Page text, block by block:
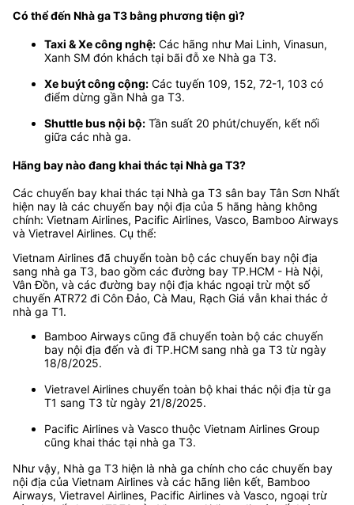
Có thể đến Nhà ga T3 bằng phương tiện gì?
Taxi & Xe công nghệ: Các hãng như Mai Linh, Vinasun,
Xanh SM đón khách tại bãi đỗ xe Nhà ga T3.
Xe buýt công cộng: Các tuyến 109, 152, 72-1, 103 có
điểm dừng gần Nhà ga T3.
Shuttle bus nội bộ: Tần suất 20 phút/chuyến, kết nối
giữa các nhà ga.
Hãng bay nào đang khai thác tại Nhà ga T3?
Các chuyến bay khai thác tại Nhà ga T3 sân bay Tân Sơn Nhất
hiện nay là các chuyến bay nội địa của 5 hãng hàng không
chính: Vietnam Airlines, Pacific Airlines, Vasco, Bamboo Airways
và Vietravel Airlines. Cụ thể:
Vietnam Airlines đã chuyển toàn bộ các chuyến bay nội địa
sang nhà ga T3, bao gồm các đường bay TP.HCM - Hà Nội,
Vân Đồn, và các đường bay nội địa khác ngoại trừ một số
chuyến ATR72 đi Côn Đảo, Cà Mau, Rạch Giá vẫn khai thác ở
nhà ga T1.
Bamboo Airways cũng đã chuyển toàn bộ các chuyến
bay nội địa đến và đi TP.HCM sang nhà ga T3 từ ngày
18/8/2025.
Vietravel Airlines chuyển toàn bộ khai thác nội địa từ ga
T1 sang T3 từ ngày 21/8/2025.
Pacific Airlines và Vasco thuộc Vietnam Airlines Group
cũng khai thác tại nhà ga T3.
Như vậy, Nhà ga T3 hiện là nhà ga chính cho các chuyến bay
nội địa của Vietnam Airlines và các hãng liên kết, Bamboo
Airways, Vietravel Airlines, Pacific Airlines và Vasco, ngoại trừ